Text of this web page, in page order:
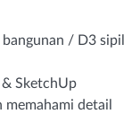
/ D3 sipil
SketchUp
detail